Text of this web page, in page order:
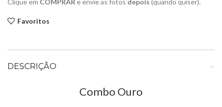
Clique em COMPRAR e envie as fotos depois (quando quiser).
Favoritos
DESCRIÇÃO
Combo Ouro